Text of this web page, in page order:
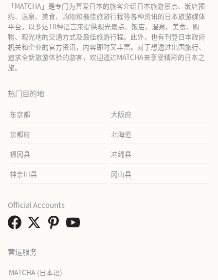
「MATCHA」是专门为喜爱日本的旅客介绍日本旅游景点、饭店预
约、温泉、美食、购物和最佳旅游行程等各种资讯的日本旅游媒体
平台。以多达10种语言来提供观光景点、饭店、温泉、美食、购
物、观光地的交通方式及最佳旅游行程。此外，也有刊登日本政府
机关和企业的官方资讯，内容即时又丰富。对于想透过出国旅行、
追求全新旅游体验的游客，欢迎透过MATCHA来享受精彩的日本之
旅。
热门目的地
东京都 大阪府
京都府 北海道
福冈县 冲绳县
神奈川县 冈山县
营运服务
MATCHA (日本语)
Official Accounts